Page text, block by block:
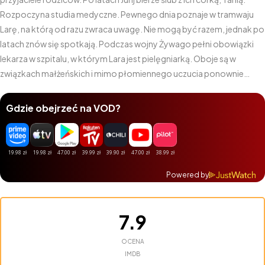
Rozpoczyna studia medyczne. Pewnego dnia poznaje w tramwaju
Larę, na którą od razu zwraca uwagę. Nie mogą być razem, jednak po
latach znów się spotkają. Podczas wojny Żywago pełni obowiązki
lekarza w szpitalu, w którym Lara jest pielęgniarką. Oboje są w
związkach małżeńskich i mimo płomiennego uczucia ponownie
Gdzie obejrzeć na VOD?
Powered by
7.9
OCENA
IMDB